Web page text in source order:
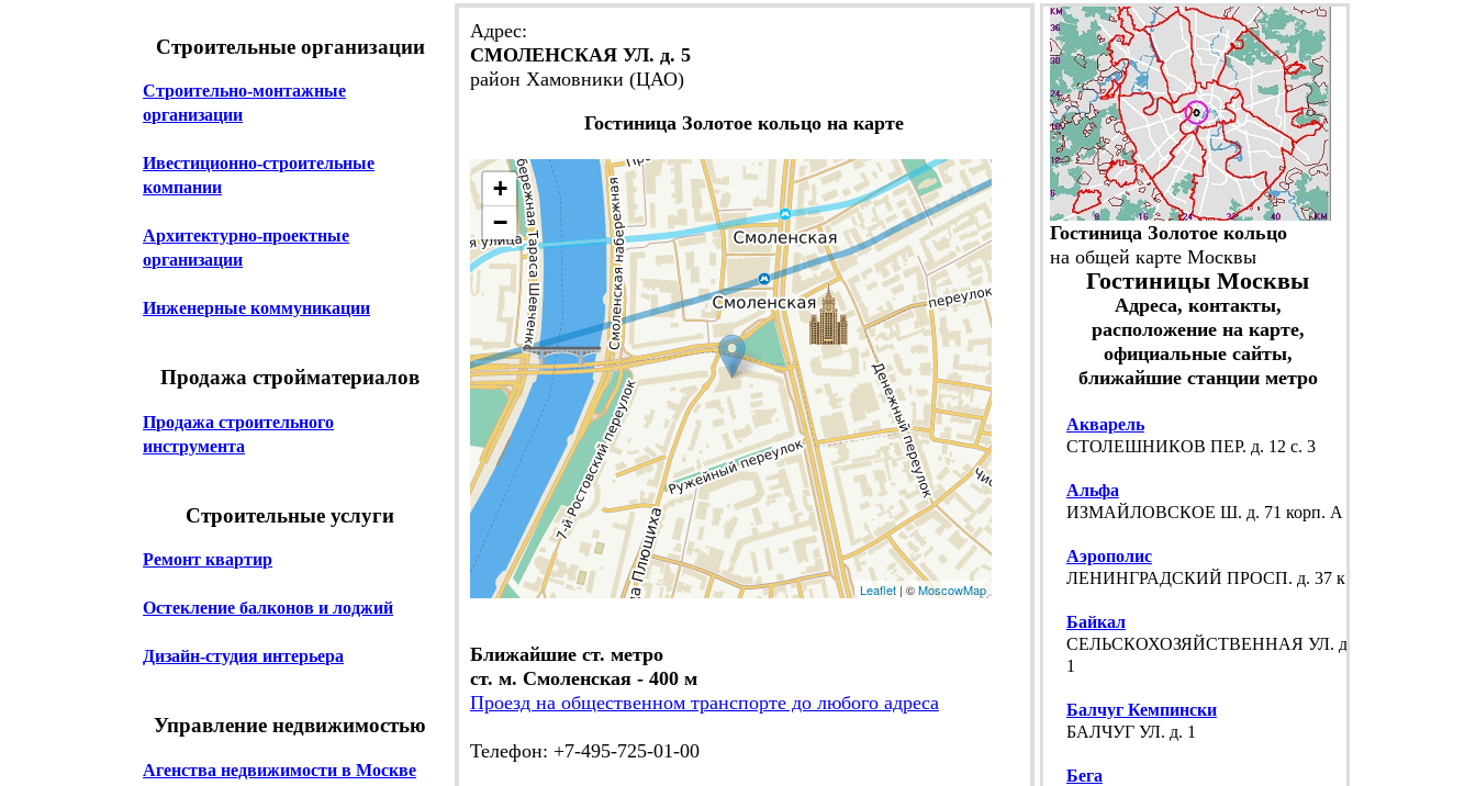
Строительные организации
Строительно-монтажные
организации
Ивестиционно-строительные
компании
Архитектурно-проектные
организации
Инженерные коммуникации
Продажа стройматериалов
Продажа строительного
инструмента
Строительные услуги
Ремонт квартир
Остекление балконов и лоджий
Дизайн-студия интерьера
Управление недвижимостью
Агенства недвижимости в Москве
Адрес:
СМОЛЕНСКАЯ УЛ. д. 5
район Хамовники (ЦАО)
Гостиница Золотое кольцо на карте
+
−
Leaflet| ©MoscowMap
Ближайшие ст. метро
ст. м. Смоленская - 400 м
Проезд на общественном транспорте до любого адреса
Телефон: +7-495-725-01-00
Гостиница Золотое кольцо
на общей карте Москвы
Гостиницы Москвы
Адреса, контакты,
расположение на карте,
официальные сайты,
ближайшие станции метро
Акварель
СТОЛЕШНИКОВ ПЕР. д. 12 с. 3
Альфа
ИЗМАЙЛОВСКОЕ Ш. д. 71 корп. А
Аэрополис
ЛЕНИНГРАДСКИЙ ПРОСП. д. 37 к. 5
Байкал
СЕЛЬСКОХОЗЯЙСТВЕННАЯ УЛ. д. 15 к.
1
Балчуг Кемпински
БАЛЧУГ УЛ. д. 1
Бега